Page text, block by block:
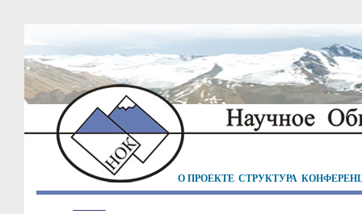
О ПРОЕКТЕ СТРУКТУРА